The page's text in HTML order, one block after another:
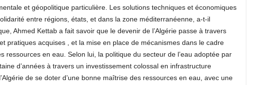
et géopolitique particulière. Les solutions techniques et économiques
entre régions, états, et dans la zone méditerranéenne, a-t-il
Ahmed Kettab a fait savoir que le devenir de l’Algérie passe à travers
pratiques acquises , et la mise en place de mécanismes dans le cadre
ressources en eau. Selon lui, la politique du secteur de l’eau adoptée par
d’années à travers un investissement colossal en infrastructure
de se doter d’une bonne maîtrise des ressources en eau, avec une